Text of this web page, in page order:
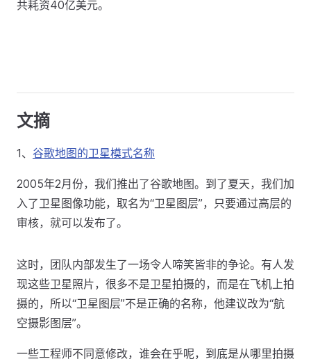
共耗资40亿美元。
文摘
1、 谷歌地图的卫星模式名称
2005年2月份，我们推出了谷歌地图。到了夏天，我们加
入了卫星图像功能，取名为“卫星图层”，只要通过高层的
审核，就可以发布了。
这时，团队内部发生了一场令人啼笑皆非的争论。有人发
现这些卫星照片，很多不是卫星拍摄的，而是在飞机上拍
摄的，所以“卫星图层”不是正确的名称，他建议改为“航
空摄影图层”。
一些工程师不同意修改，谁会在乎呢，到底是从哪里拍摄